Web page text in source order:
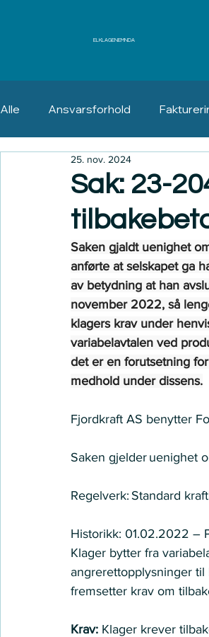
ELKLAGENEMNDA
Alle Ansvarsforhold
Erstatning Angrerett
Sak: 23-
25. nov. 2024
Saken gjaldt uenighet
anførte at selskapet ga
av betydning at han
november 2022, så
klagers krav under
variabelavtalen ved
det er en forutsetning
medhold under dissens.
Fjordkraft AS benytter
Saken gjelder uenighet
Regelverk: Standard
Historikk: 01.02.2022 –
Klager bytter fra
angrerettopplysninger til
fremsetter krav om
Krav: Klager krever